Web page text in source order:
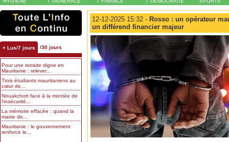
+ Lus/7 jours /30 jours
Pour une retraite digne en
Mauritanie : relever...
Trois étudiants mauritaniens au
cœur de...
Nouakchott face à la montée de
l’insécurité...
La mémoire effacée : quand la
mairie de...
Mauritanie : le gouvernement
renforce le...
12-12-2025 15:32 - Rosso : un opérateur
un différend financier majeur